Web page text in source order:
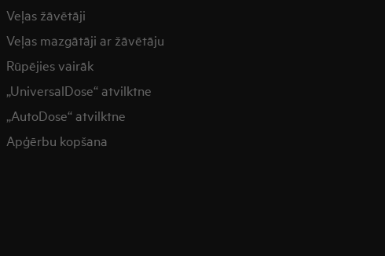
Veļas žāvētāji
Veļas mazgātāji ar žāvētāju
Rūpējies vairāk
„UniversalDose“ atvilktne
„AutoDose“ atvilktne
Apģērbu kopšana